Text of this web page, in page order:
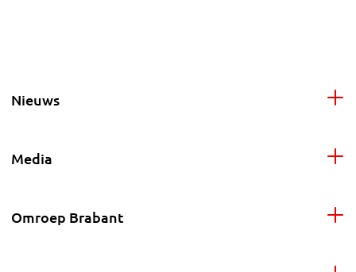
Nieuws
Media
Omroep Brabant